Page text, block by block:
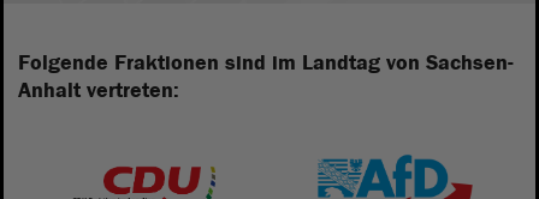
Folgende Fraktionen sind im Landtag von Sachsen-
Anhalt vertreten: